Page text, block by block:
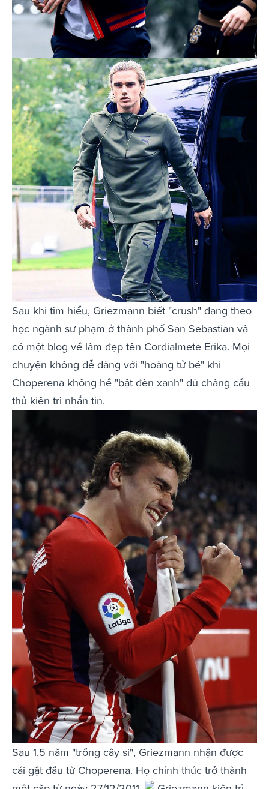
Sau khi tìm hiểu, Griezmann biết "crush" đang theo
học ngành sư phạm ở thành phố San Sebastian và
có một blog về làm đẹp tên Cordialmete Erika. Mọi
chuyện không dễ dàng với "hoàng tử bé" khi
Choperena không hề "bật đèn xanh" dù chàng cầu
thủ kiên trì nhắn tin.
Sau 1,5 năm "trồng cây si", Griezmann nhận được
cái gật đầu từ Choperena. Họ chính thức trở thành